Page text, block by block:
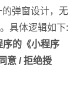
弹窗设计，无
具体逻辑如下:
序的《小程序
意 / 拒绝授